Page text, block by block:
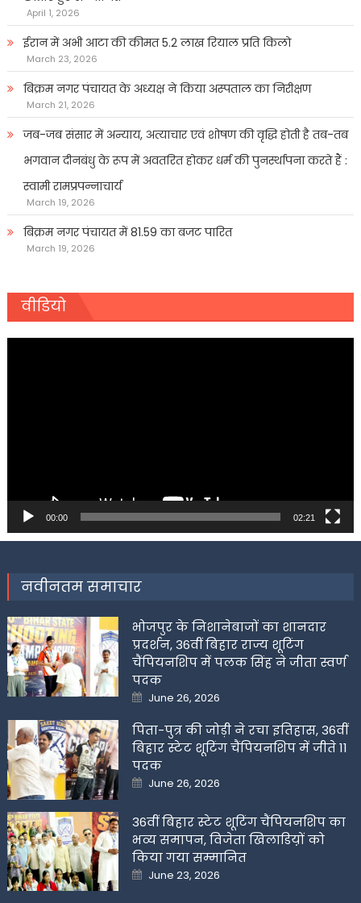
April 1, 2026
ईरान में अभी आटा की कीमत 5.2 लाख रियाल प्रति किलो
March 23, 2026
बिक्रम नगर पंचायत के अध्यक्ष ने किया अस्पताल का निरीक्षण
March 21, 2026
जब-जब संसार में अन्याय, अत्याचार एवं शोषण की वृद्धि होती है तब-तब
भगवान दीनबंधु के रूप में अवतरित होकर धर्म की पुनर्स्थापना करते हैं :
स्वामी रामप्रपन्नाचार्य
March 19, 2026
बिक्रम नगर पंचायत में 81.59 का बजट पारित
March 19, 2026
वीडियो
00:00 02:21
नवीनतम समाचार
भोजपुर के निशानेबाजों का शानदार
प्रदर्शन, 36वीं बिहार राज्य शूटिंग
चैंपियनशिप में पलक सिंह ने जीता स्वर्ण
पदक
Posted
on
June 26, 2026
पिता-पुत्र की जोड़ी ने रचा इतिहास, 36वीं
बिहार स्टेट शूटिंग चैंपियनशिप में जीते 11
पदक
Posted
on
June 26, 2026
36वीं बिहार स्टेट शूटिंग चैंपियनशिप का
भव्य समापन, विजेता खिलाडिय़ों को
किया गया सम्मानित
Posted
on
June 23, 2026